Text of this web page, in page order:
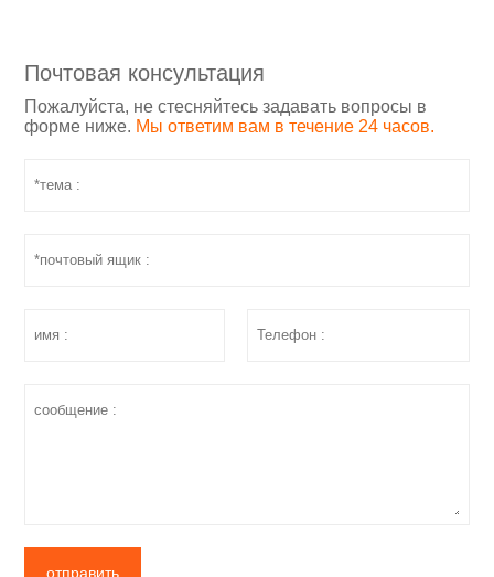
Почтовая консультация
Пожалуйста, не стесняйтесь задавать вопросы в
форме ниже. Мы ответим вам в течение 24 часов.
отправить